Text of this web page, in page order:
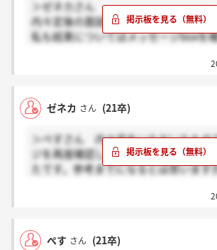
＞ゼネカさん
内々定後の面談予約はweb上でしたか？
私も結果についてはメッセージboxを
ゼネカ さん (21卒)
＞ぺすさん 内々定をいただいたもの
ジを再度確認しましたが、レイアウト
たです。参考までになるとは思います
ぺす さん (21卒)